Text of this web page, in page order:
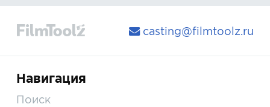
casting@filmtoolz.ru
Навигация
Поиск